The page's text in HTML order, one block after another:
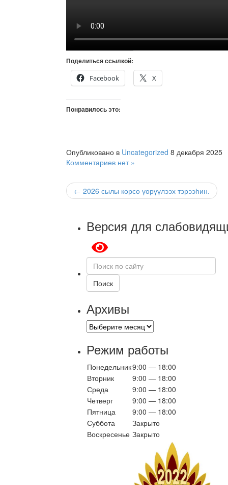
Поделиться ссылкой:
Facebook
X
Понравилось это:
Опубликовано в Uncategorized 8 декабря 2025
Комментариев нет »
← 2026 сылы көрсө үөрүүлээх тэрээһин.
Версия для
Поиск
по
сайту
Поиск
Архивы
Архивы
Режим работы
Понедельник9:00 — 18:00
Вторник
9:00 — 18:00
Среда
9:00 — 18:00
Четверг
9:00 — 18:00
Пятница
9:00 — 18:00
Суббота
Закрыто
Воскресенье Закрыто